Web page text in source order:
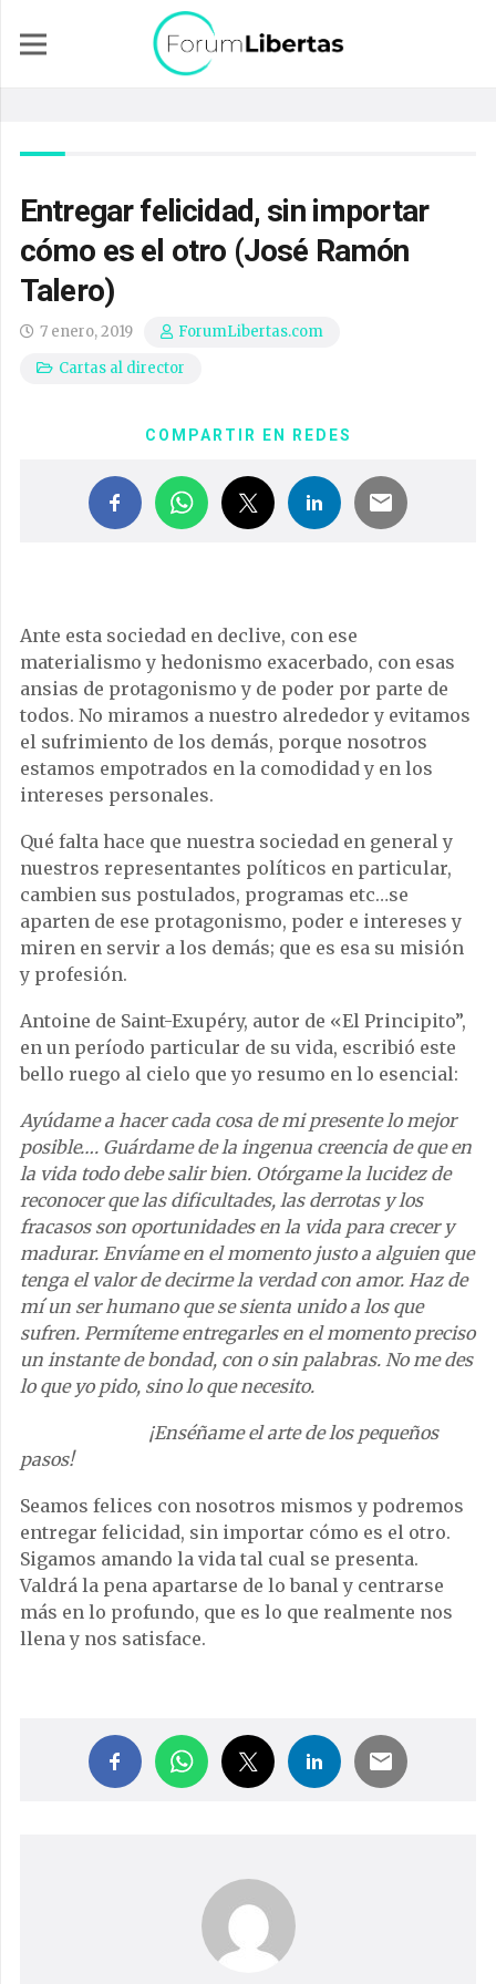
Entregar felicidad, sin importar
cómo es el otro (José Ramón
Talero)
7 enero, 2019
ForumLibertas.com
Cartas al director
COMPARTIR EN REDES
Ante esta sociedad en declive, con ese
materialismo y hedonismo exacerbado, con esas
ansias de protagonismo y de poder por parte de
todos. No miramos a nuestro alrededor y evitamos
el sufrimiento de los demás, porque nosotros
estamos empotrados en la comodidad y en los
intereses personales.
Qué falta hace que nuestra sociedad en general y
nuestros representantes políticos en particular,
cambien sus postulados, programas etc…se
aparten de ese protagonismo, poder e intereses y
miren en servir a los demás; que es esa su misión
y profesión.
Antoine de Saint-Exupéry, autor de «El Principito”,
en un período particular de su vida, escribió este
bello ruego al cielo que yo resumo en lo esencial:
Ayúdame a hacer cada cosa de mi presente lo mejor
posible…. Guárdame de la ingenua creencia de que en
la vida todo debe salir bien. Otórgame la lucidez de
reconocer que las dificultades, las derrotas y los
fracasos son oportunidades en la vida para crecer y
madurar. Envíame en el momento justo a alguien que
tenga el valor de decirme la verdad con amor. Haz de
mí un ser humano que se sienta unido a los que
sufren. Permíteme entregarles en el momento preciso
un instante de bondad, con o sin palabras. No me des
lo que yo pido, sino lo que necesito.
¡Enséñame el arte de los pequeños
pasos!
Seamos felices con nosotros mismos y podremos
entregar felicidad, sin importar cómo es el otro.
Sigamos amando la vida tal cual se presenta.
Valdrá la pena apartarse de lo banal y centrarse
más en lo profundo, que es lo que realmente nos
llena y nos satisface.